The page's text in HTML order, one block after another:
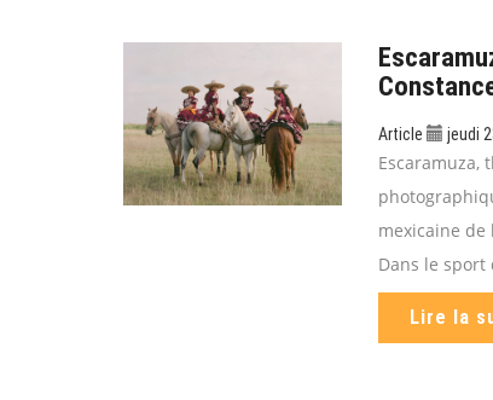
Article jeudi
Escaramuza,
mexicaine de
Dans le sport
Lire la